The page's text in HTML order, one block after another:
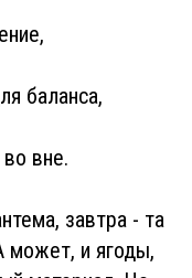
баланса,
вне.
завтра - та
может, и ягоды,